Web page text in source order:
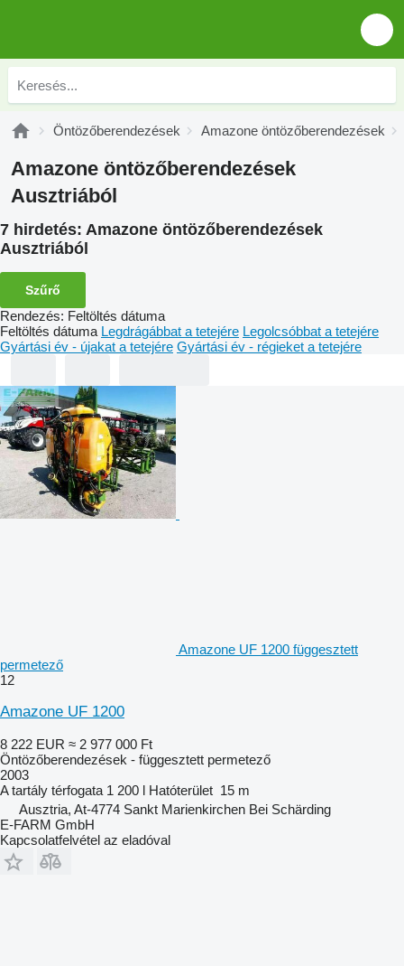
Öntözőberendezések Amazone öntözőberendezések
Amazone öntözőberendezések
Ausztriából
7 hirdetés: Amazone öntözőberendezések
Ausztriából
Szűrő
Rendezés: Feltöltés dátuma
Feltöltés dátuma Legdrágábbat a tetejére Legolcsóbbat a tetejére
Gyártási év - újakat a tetejére Gyártási év - régieket a tetejére
Amazone UF 1200 függesztett
permetező
12
Amazone UF 1200
8 222 EUR ≈ 2 977 000 Ft
Öntözőberendezések - függesztett permetező
2003
A tartály térfogata 1 200 l Hatóterület 15 m
Ausztria, At-4774 Sankt Marienkirchen Bei Schärding
E-FARM GmbH
Kapcsolatfelvétel az eladóval